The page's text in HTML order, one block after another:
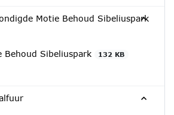
Motie Behoud Sibeliuspark
Behoud Sibeliuspark
132 KB